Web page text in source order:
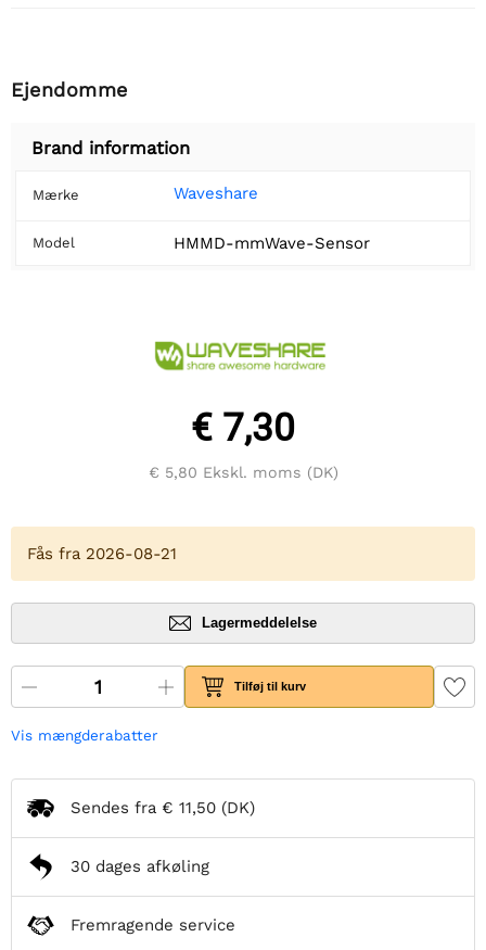
Ejendomme
Brand information
Mærke Waveshare
Model HMMD-mmWave-Sensor
€ 7,30
€ 5,80 Ekskl. moms (DK)
Fås fra 2026-08-21
Lagermeddelelse
Tilføj til kurv
Vis mængderabatter
Sendes fra € 11,50 (DK)
30 dages afkøling
Fremragende service